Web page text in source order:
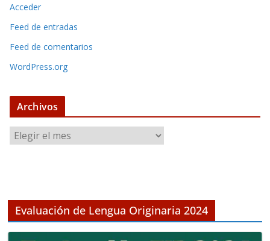
Acceder
Feed de entradas
Feed de comentarios
WordPress.org
Archivos
r
o
Evaluación de Lengua Originaria 2024